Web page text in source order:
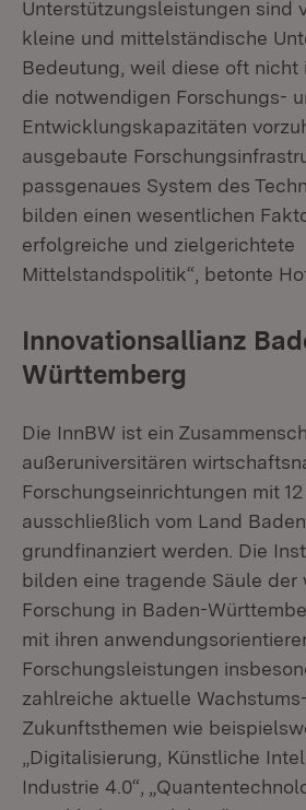
Unterstützungsleistungen sind
kleine und mittelständische
Bedeutung, weil diese oft nicht
die notwendigen Forschungs-
Entwicklungskapazitäten
ausgebaute
passgenaues System des
bilden einen wesentlichen
erfolgreiche und zielgerichtete
Mittelstandspolitik“, betonte
Innovationsallianz
Württemberg
Die InnBW ist ein
außeruniversitären
Forschungseinrichtungen mit
ausschließlich vom Land
grundfinanziert werden. Die
bilden eine tragende Säule der
Forschung in Baden-
mit ihren
Forschungsleistungen
zahlreiche aktuelle
Zukunftsthemen wie
„Digitalisierung, Künstliche
Industrie 4.0“,